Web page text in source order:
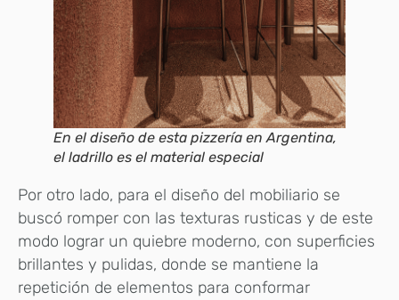
En el diseño de esta pizzería en Argentina,
el ladrillo es el material especial
Por otro lado, para el diseño del mobiliario se
buscó romper con las texturas rusticas y de este
modo lograr un quiebre moderno, con superficies
brillantes y pulidas, donde se mantiene la
repetición de elementos para conformar